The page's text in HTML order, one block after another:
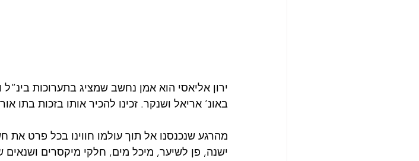
ירון אליאסי הוא אמן נחשב שמציג בתערוכות
באונ’ אריאל ושנקר. זכינו להכיר אותו בזכות בתו
מהרגע שנכנסנו אל תוך עולמו חווינו בכל פרט
ישנה, פן לשיער, מיכל מים, חלקי מיקסרים